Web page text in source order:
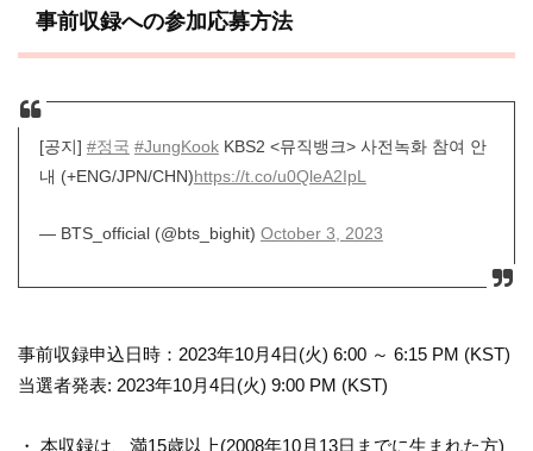
事前収録への参加応募方法
[공지] #정국 #JungKookKBS2 <뮤직뱅크> 사전녹화 참여 안
내 (+ENG/JPN/CHN)https://t.co/u0QleA2IpL
— BTS_official (@bts_bighit) October 3, 2023
事前収録申込日時：2023年10月4日(火) 6:00 ～ 6:15 PM (KST)
当選者発表: 2023年10月4日(火) 9:00 PM (KST)
・ 本収録は、満15歳以上(2008年10月13日までに生まれた方)